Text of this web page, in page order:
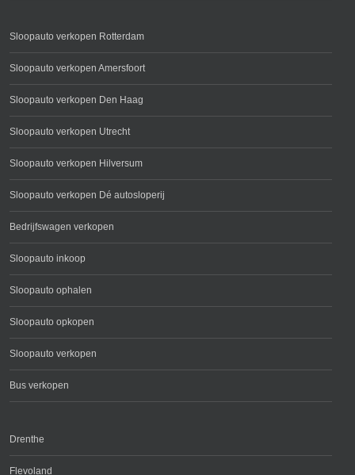
Sloopauto verkopen Rotterdam
Sloopauto verkopen Amersfoort
Sloopauto verkopen Den Haag
Sloopauto verkopen Utrecht
Sloopauto verkopen Hilversum
Sloopauto verkopen Dé autosloperij
Bedrijfswagen verkopen
Sloopauto inkoop
Sloopauto ophalen
Sloopauto opkopen
Sloopauto verkopen
Bus verkopen
Drenthe
Flevoland